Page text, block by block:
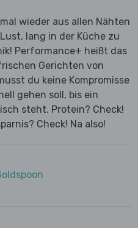
wieder aus allen Nähten
lang in der Küche zu
Performance+ heißt das
Gerichten von
du keine Kompromisse
gehen soll, bis ein
steht. Protein? Check!
Check! Na also!